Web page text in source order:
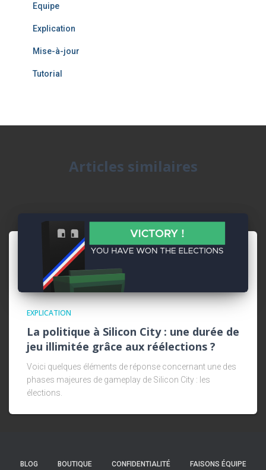
Equipe
Explication
Mise-à-jour
Tutorial
Articles similaires
EXPLICATION
La politique à Silicon City : une durée de
jeu illimitée grâce aux réélections ?
Voici quelques éléments de réponse concernant une des
phases majeures de gameplay de Silicon City : les
élections.
BLOG BOUTIQUE CONFIDENTIALITÉ FAISONS ÉQUIPE